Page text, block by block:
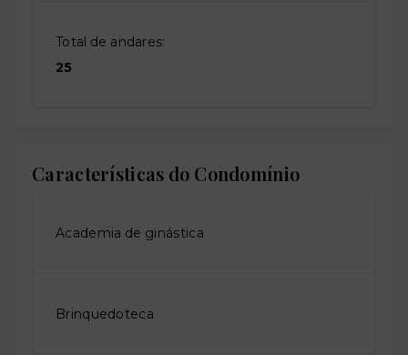
Total de andares:
25
Características do Condomínio
Academia de ginástica
Brinquedoteca